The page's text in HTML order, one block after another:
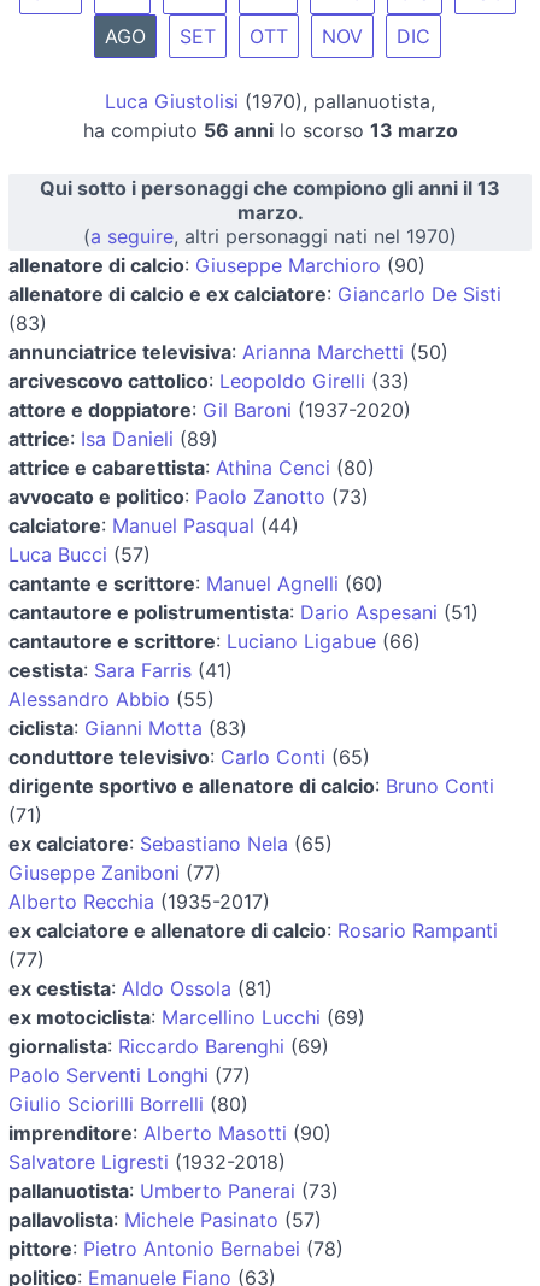
AGO
SET OTT NOV DIC
Luca Giustolisi (1970), pallanuotista,
ha compiuto 56 annilo scorso 13 marzo
Qui sotto i personaggi che compiono gli anni il 13
marzo.
(a seguire, altri personaggi nati nel 1970)
allenatore di calcio: Giuseppe Marchioro (90)
allenatore di calcio e ex calciatore: Giancarlo De Sisti
(83)
annunciatrice televisiva: Arianna Marchetti (50)
arcivescovo cattolico: Leopoldo Girelli (33)
attore e doppiatore: Gil Baroni (1937-2020)
attrice: Isa Danieli (89)
attrice e cabarettista: Athina Cenci (80)
avvocato e politico: Paolo Zanotto (73)
calciatore: Manuel Pasqual (44)
Luca Bucci (57)
cantante e scrittore: Manuel Agnelli (60)
cantautore e polistrumentista: Dario Aspesani (51)
cantautore e scrittore: Luciano Ligabue (66)
cestista: Sara Farris (41)
Alessandro Abbio (55)
ciclista: Gianni Motta (83)
conduttore televisivo: Carlo Conti (65)
dirigente sportivo e allenatore di calcio: Bruno Conti
(71)
ex calciatore: Sebastiano Nela (65)
Giuseppe Zaniboni (77)
Alberto Recchia (1935-2017)
ex calciatore e allenatore di calcio: Rosario Rampanti
(77)
ex cestista: Aldo Ossola (81)
ex motociclista: Marcellino Lucchi (69)
giornalista: Riccardo Barenghi (69)
Paolo Serventi Longhi (77)
Giulio Sciorilli Borrelli (80)
imprenditore: Alberto Masotti (90)
Salvatore Ligresti (1932-2018)
pallanuotista: Umberto Panerai (73)
pallavolista: Michele Pasinato (57)
pittore: Pietro Antonio Bernabei (78)
politico: Emanuele Fiano (63)